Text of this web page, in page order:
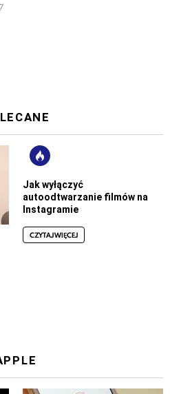
Jak wyłączyć
autoodtwarzanie filmów na
Instagramie
CZYTAJ WIĘCEJ